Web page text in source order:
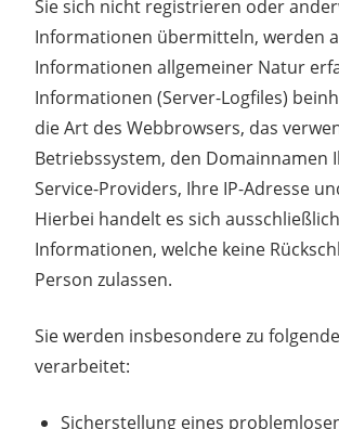
Sie sich nicht registrieren oder
Informationen übermitteln, werden
Informationen allgemeiner Natur
Informationen (Server-Logfiles)
die Art des Webbrowsers, das
Betriebssystem, den Domainnamen
Service-Providers, Ihre IP-Adresse
Hierbei handelt es sich
Informationen, welche keine
Person zulassen.
Sie werden insbesondere zu
verarbeitet:
Sicherstellung eines